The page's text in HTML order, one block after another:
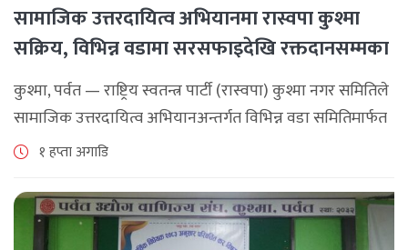
सामाजिक उत्तरदायित्व अभियानमा रास्वपा कुश्मा
सक्रिय, विभिन्न वडामा सरसफाइदेखि रक्तदानसम्मका
कार्यक्रम
कुश्मा, पर्वत — राष्ट्रिय स्वतन्त्र पार्टी (रास्वपा) कुश्मा नगर समितिले
सामाजिक उत्तरदायित्व अभियानअन्तर्गत विभिन्न वडा समितिमार्फत
समुदाय केन्द्रित र सेवामूलक कार्यक्रम सञ्चालन गरिरहेको जनाएको
१ हप्ता अगाडि